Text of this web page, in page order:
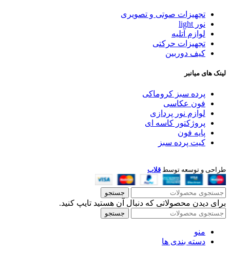
تجهیزات صوتی و تصویری
نور light
لوازم آتلیه
تجهیزات حرکتی
کیف دوربین
لینک های میانبر
پرده سبز کروماکی
فون عکاسی
لوازم نور پردازی
پروژکتور کاسه ای
پایه فون
کیت پرده سبز
طراحی و توسعه توسط قلاب
جستجو
برای دیدن محصولاتی که دنبال آن هستید تایپ کنید.
جستجو
منو
دسته بندی ها